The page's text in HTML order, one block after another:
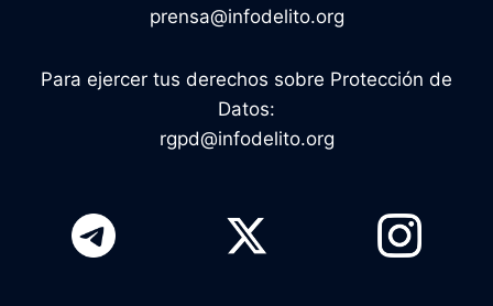
prensa@infodelito.org
Para ejercer tus derechos sobre Protección de
Datos:
rgpd@infodelito.org